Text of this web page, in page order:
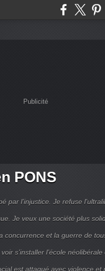
Publicité
PONS
par l’injustice. Je refuse
Je veux une société plus
concurrence et la guerre de
s’installer l’école
est attaqué avec violence et